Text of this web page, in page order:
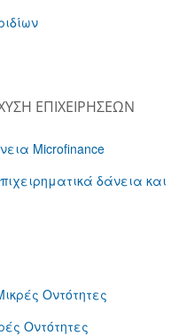
ΕΠΙΧΕΙΡΉΣΕΩΝ
Microfinance
δάνεια και
Οντότητες
Οντότητες